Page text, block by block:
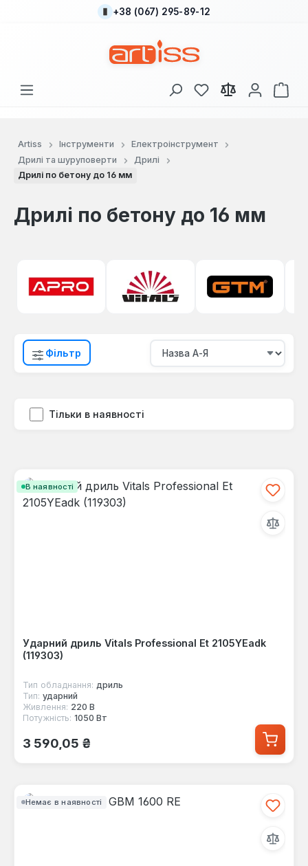
Перейти до основного вмісту
+38 (067) 295-89-12
У вас є 0 у списку
Artiss Інструменти
Електроінструмент
Дрилі та шуруповерти
Дрилі
Дрилі по бетону до 16 мм
Дрилі по бетону до 16 мм
Фільтр
Тільки в наявності
В наявності
Ударний дриль Vitals Professional Et 2105YEadk
(119303)
Тип обладнання: дриль
Тип: ударний
Живлення: 220 В
Потужність: 1050 Вт
Звичайна ціна:
3 590,05 ₴
Немає в наявності